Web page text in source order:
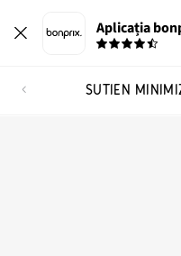
Aplicația
SUTIEN